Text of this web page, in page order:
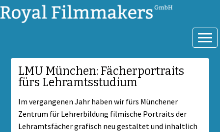
LMU München: Fächerportraits
fürs Lehramtsstudium
Im vergangenen Jahr haben wir fürs Münchener
Zentrum für Lehrerbildung filmische Portraits der
Lehramtsfächer grafisch neu gestaltet und inhaltlich